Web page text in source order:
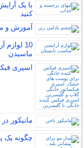
با یک
کنید
آموزش و
10
ماسیدن
اسپری
مانیکور در
چگونه یک